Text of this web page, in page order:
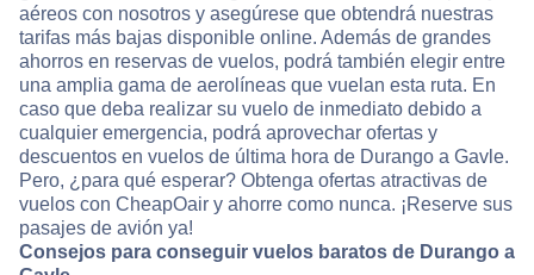
aéreos con nosotros y asegúrese que obtendrá nuestras
tarifas más bajas disponible online. Además de grandes
ahorros en reservas de vuelos, podrá también elegir entre
una amplia gama de aerolíneas que vuelan esta ruta. En
caso que deba realizar su vuelo de inmediato debido a
cualquier emergencia, podrá aprovechar ofertas y
descuentos en vuelos de última hora de Durango a Gavle.
Pero, ¿para qué esperar? Obtenga ofertas atractivas de
vuelos con CheapOair y ahorre como nunca. ¡Reserve sus
pasajes de avión ya!
Consejos para conseguir vuelos baratos de Durango a